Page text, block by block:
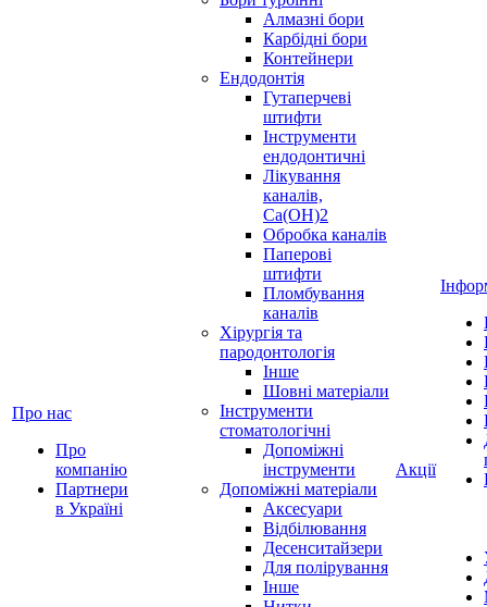
Про нас
Про
компанію
Партнери
в Україні
Алмазні бори
Карбідні бори
Контейнери
Ендодонтія
Гутаперчеві
штифти
Інструменти
ендодонтичні
Лікування
каналів,
Ca(OH)2
Обробка каналів
Паперові
штифти
Пломбування
каналів
Хірургія та
пародонтологія
Інше
Шовні матеріали
Інструменти
стоматологічні
Допоміжні
інструменти
Допоміжні матеріали
Аксесуари
Відбілювання
Десенситайзери
Для полірування
Інше
Акції